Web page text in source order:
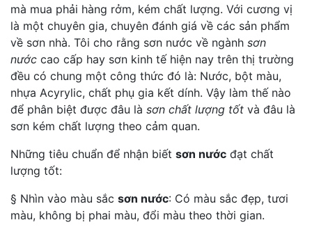
mà mua phải hàng rởm, kém chất lượng. Với cương vị
là một chuyên gia, chuyên đánh giá về các sản phẩm
về sơn nhà. Tôi cho rằng sơn nước về ngành sơn
nước cao cấp hay sơn kinh tế hiện nay trên thị trường
đều có chung một công thức đó là: Nước, bột màu,
nhựa Acyrylic, chất phụ gia kết dính. Vậy làm thế nào
để phân biệt được đâu là sơn chất lượng tốt và đâu là
sơn kém chất lượng theo cảm quan.
Những tiêu chuẩn để nhận biết sơn nước đạt chất
lượng tốt:
§ Nhìn vào màu sắc sơn nước: Có màu sắc đẹp, tươi
màu, không bị phai màu, đổi màu theo thời gian.